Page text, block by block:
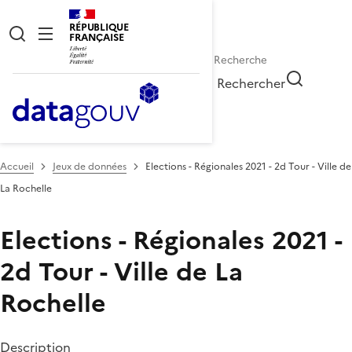
RÉPUBLIQUE
FRANÇAISE
Rechercher
Accueil Jeux de données
Elections - Régionales 2021 - 2d Tour - Ville de
La Rochelle
Elections - Régionales 2021 -
2d Tour - Ville de La
Rochelle
Description